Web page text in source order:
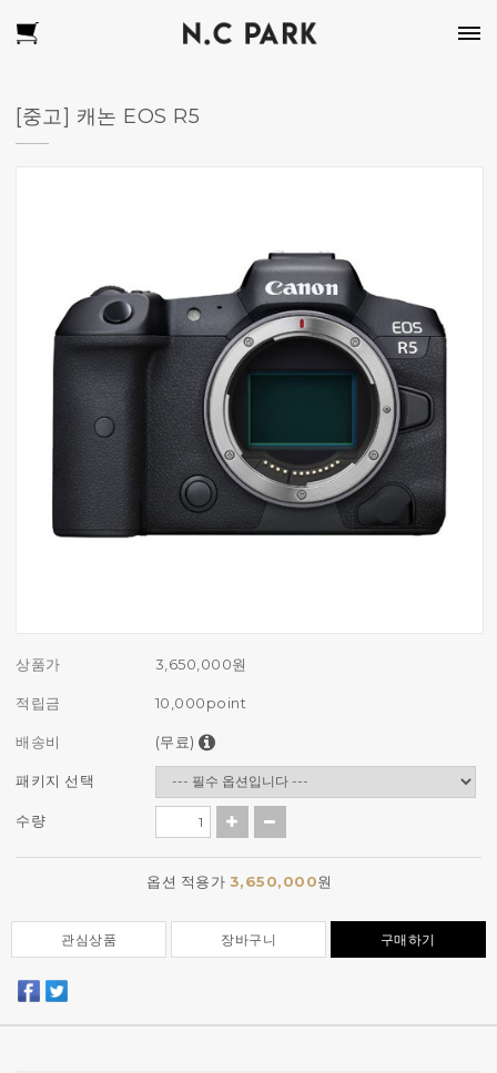
[중고] 캐논 EOS R5
상품가 3,650,000원
적립금 10,000point
배송비 (무료)
패키지 선택
수량
옵션 적용가 3,650,000원
관심상품 장바구니 구매하기